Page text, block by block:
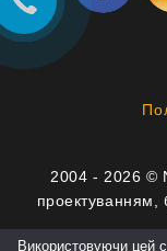
2004 - 2026 ©
проектуванням,
Використовуючи цей